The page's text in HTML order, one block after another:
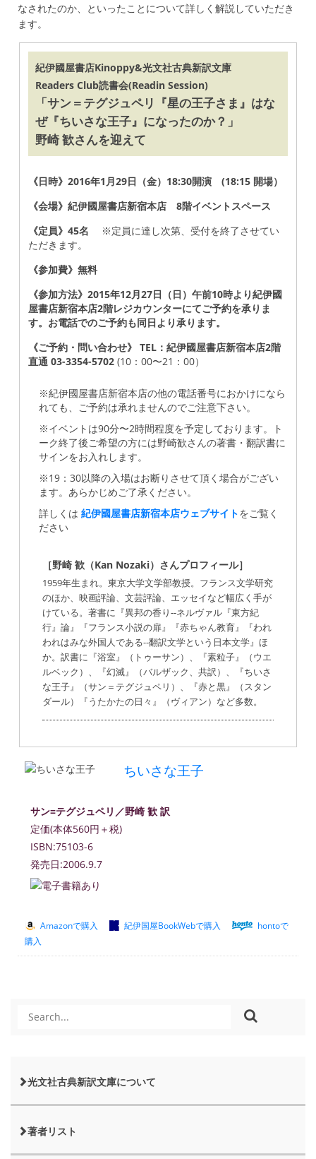
なされたのか、といったことについて詳しく解説していただき
ます。
紀伊國屋書店Kinoppy&光文社古典新訳文庫
Readers Club読書会(Readin Session)
「サン＝テグジュペリ『星の王子さま』はな
ぜ『ちいさな王子』になったのか？」
野崎 歓さんを迎えて
《日時》2016年1月29日（金）18:30開演 (18:15 開場）
《会場》紀伊國屋書店新宿本店 8階イベントスペース
《定員》45名
※定員に達し次第、受付を終了させてい
ただきます。
《参加費》無料
《参加方法》2015年12月27日（日）午前10時より紀伊國
屋書店新宿本店2階レジカウンターにてご予約を承りま
す。お電話でのご予約も同日より承ります。
《ご予約・問い合わせ》 TEL：紀伊國屋書店新宿本店2階
直通 03-3354-5702 (10：00〜21：00）
※紀伊國屋書店新宿本店の他の電話番号におかけになら
れても、ご予約は承れませんのでご注意下さい。
※イベントは90分〜2時間程度を予定しております。ト
ーク終了後ご希望の方には野崎歓さんの著書・翻訳書に
サインをお入れします。
※19：30以降の入場はお断りさせて頂く場合がござい
ます。あらかじめご了承ください。
詳しくは 紀伊國屋書店新宿本店ウェブサイトをご覧く
ださい
［野崎 歓（Kan Nozaki）さんプロフィール］
1959年生まれ。東京大学文学部教授。フランス文学研究
のほか、映画評論、文芸評論、エッセイなど幅広く手が
けている。著書に『異邦の香り--ネルヴァル『東方紀
行』論』『フランス小説の扉』『赤ちゃん教育』『われ
われはみな外国人である--翻訳文学という日本文学』ほ
か。訳書に『浴室』（トゥーサン）、『素粒子』（ウエ
ルベック）、『幻滅』（バルザック、共訳）、『ちいさ
な王子』（サン＝テグジュペリ）、『赤と黒』（スタン
ダール）『うたかたの日々』（ヴィアン）など多数。
ちいさな王子
サン=テグジュペリ／野崎 歓 訳
定価(本体560円＋税)
ISBN:75103-6
発売日:2006.9.7
Amazonで購入 紀伊国屋BookWebで購入
hontoで
購入
光文社古典新訳文庫について
著者リスト